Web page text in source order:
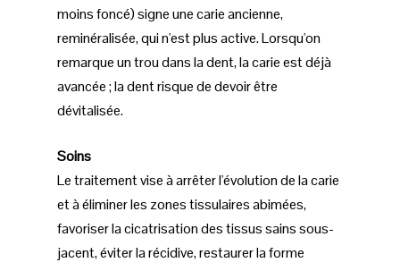
moins foncé) signe une carie ancienne,
reminéralisée, qui n'est plus active. Lorsqu'on
remarque un trou dans la dent, la carie est déjà
avancée ; la dent risque de devoir être
dévitalisée.
Soins
Le traitement vise à arrêter l'évolution de la carie
et à éliminer les zones tissulaires abimées,
favoriser la cicatrisation des tissus sains sous-
jacent, éviter la récidive, restaurer la forme